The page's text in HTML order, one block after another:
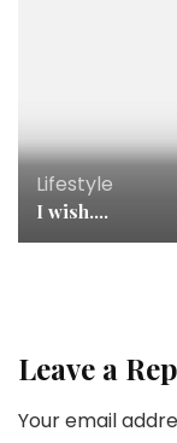
Lifestyle
I wish….
Leave a
Your email